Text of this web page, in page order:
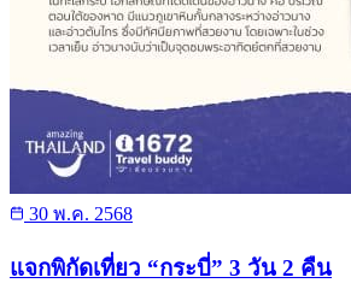
30 พ.ค. 2568
แจกพิกัดเที่ยว “กระบี่” 3 วัน 2 คืน